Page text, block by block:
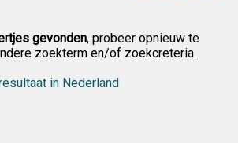
gevonden, probeer opnieuw te
zoekterm en/of zoekcreteria.
in Nederland